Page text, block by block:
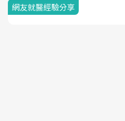
網友就醫經驗分享